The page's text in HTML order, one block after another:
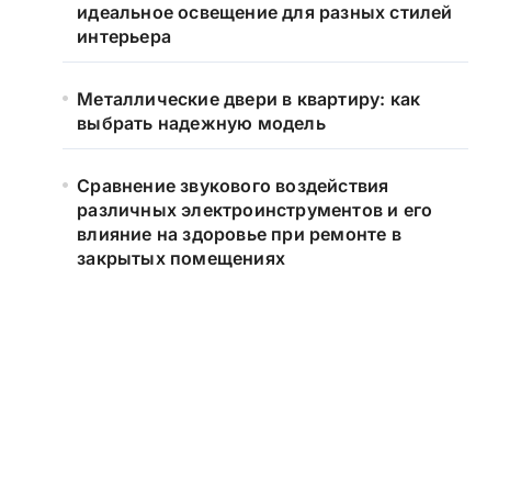
идеальное освещение для разных стилей
интерьера
Металлические двери в квартиру: как
выбрать надежную модель
Сравнение звукового воздействия
различных электроинструментов и его
влияние на здоровье при ремонте в
закрытых помещениях